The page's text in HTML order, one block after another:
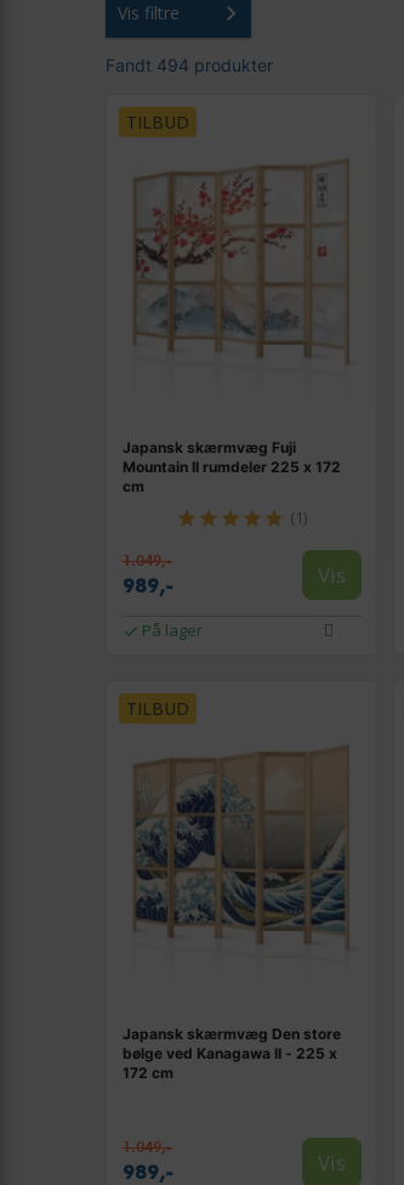
Vis filtre
Fandt 494 produkter
TILBUD
Japansk skærmvæg Fuji
Mountain II rumdeler 225 x 172
cm
(1)
1.049,-
989,- Vis
På lager
TILBUD
Japansk skærmvæg Den store
bølge ved Kanagawa II - 225 x
172 cm
1.049,-
989,- Vis